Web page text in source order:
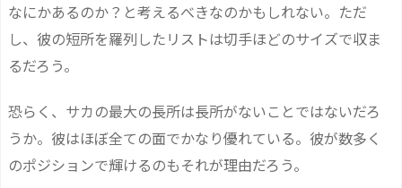
なにかあるのか？と考えるべきなのかもしれない。ただ
し、彼の短所を羅列したリストは切手ほどのサイズで収ま
るだろう。
恐らく、サカの最大の長所は長所がないことではないだろ
うか。彼はほぼ全ての面でかなり優れている。彼が数多く
のポジションで輝けるのもそれが理由だろう。